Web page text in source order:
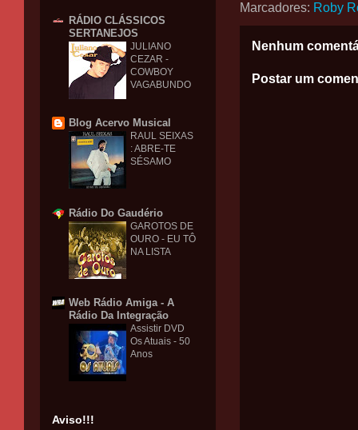
Marcadores: Roby
Nenhum
Postar um
RÁDIO CLÁSSICOS
SERTANEJOS
JULIANO
CEZAR -
COWBOY
VAGABUNDO
Blog Acervo Musical
RAUL SEIXAS
: ABRE-TE
SÉSAMO
Rádio Do Gaudério
GAROTOS DE
OURO - EU TÔ
NA LISTA
Web Rádio Amiga - A
Rádio Da Integração
Assistir DVD
Os Atuais - 50
Anos
Aviso!!!